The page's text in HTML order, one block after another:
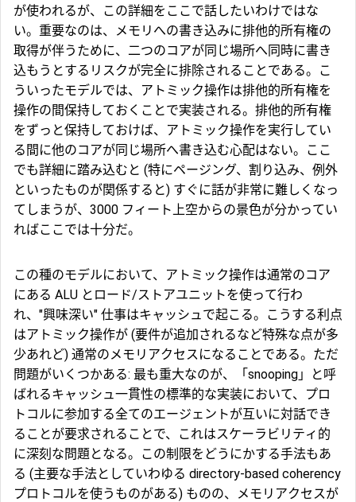
が使われるが、この詳細をここで話したいわけではな
い。重要なのは、メモリへの書き込みに排他的所有権の
取得が伴うために、二つのコアが同じ場所へ同時に書き
込もうとするリスクが完全に排除されることである。こ
ういったモデルでは、アトミック操作は排他的所有権を
操作の間保持しておくことで実装される。排他的所有権
をずっと保持しておけば、アトミック操作を実行してい
る間に他のコアが同じ場所へ書き込む心配はない。ここ
でも詳細に踏み込むと (特にページング、割り込み、例外
といったものが関係すると) すぐに話が非常に難しくなっ
てしまうが、3000 フィート上空からの景色が分かってい
ればここでは十分だ。
この種のモデルにおいて、アトミック操作は通常のコア
にある ALU とロード/ストアユニットを使って行わ
れ、"興味深い" 仕事はキャッシュで起こる。こうする利点
はアトミック操作が (要件が追加されるなど特殊な点が多
少あれど) 通常のメモリアクセスになることである。ただ
問題がいくつかある: 最も重大なのが、「 snooping 」と呼
ばれるキャッシュ一貫性の標準的な実装において、プロ
トコルに参加する全てのエージェントが互いに対話でき
ることが要求されることで、これはスケーラビリティ的
に深刻な問題となる。この制限をどうにかする手法もあ
る (主要な手法としていわゆる directory-based coherency
プロトコルを使うものがある) ものの、メモリアクセスが